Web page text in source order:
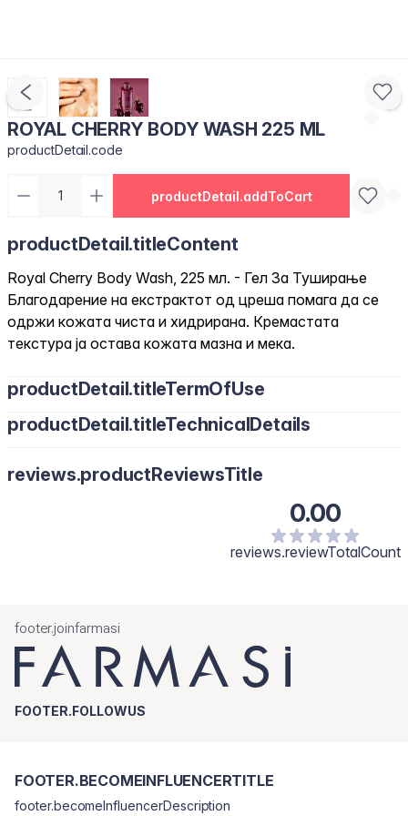
ROYAL CHERRY BODY WASH 225 ML
productDetail.code
productDetail.addToCart
productDetail.titleContent
Royal Cherry Body Wash, 225 мл. - Гел За Туширање
Благодарение на екстрактот од цреша помага да се
одржи кожата чиста и хидрирана. Кремастата
текстура ја остава кожата мазна и мека.
productDetail.titleTermOfUse
productDetail.titleTechnicalDetails
reviews.productReviewsTitle
0.00
reviews.reviewTotalCount
footer.joinfarmasi
FOOTER.FOLLOWUS
FOOTER.BECOMEINFLUENCERTITLE
footer.becomeInfluencerDescription